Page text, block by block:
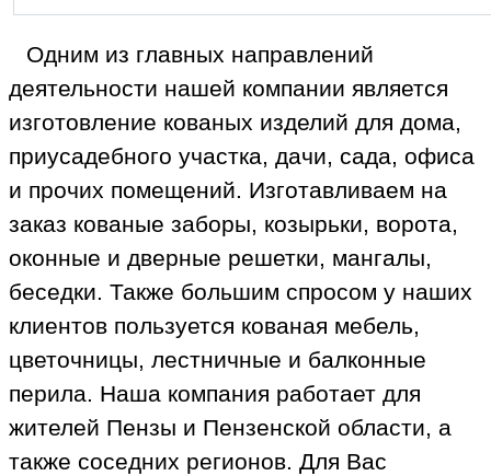
Одним из главных направлений
деятельности нашей компании является
изготовление кованых изделий для дома,
приусадебного участка, дачи, сада, офиса
и прочих помещений. Изготавливаем на
заказ кованые заборы, козырьки, ворота,
оконные и дверные решетки, мангалы,
беседки. Также большим спросом у наших
клиентов пользуется кованая мебель,
цветочницы, лестничные и балконные
перила. Наша компания работает для
жителей Пензы и Пензенской области, а
также соседних регионов. Для Вас